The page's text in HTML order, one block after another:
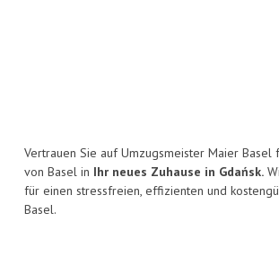
Vertrauen Sie auf Umzugsmeister Maier Basel
von Basel in Ihr neues Zuhause in Gdańsk.
für einen stressfreien, effizienten und
Basel.